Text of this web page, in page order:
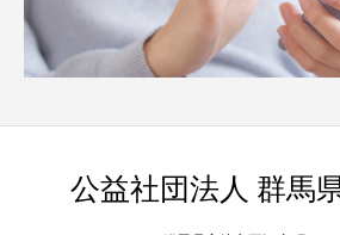
公益社団法人 群馬